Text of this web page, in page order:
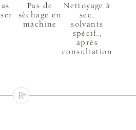
Pas de
sèchage en
machine
Nettoyage à
sec,
solvants
spécif.,
après
consultation